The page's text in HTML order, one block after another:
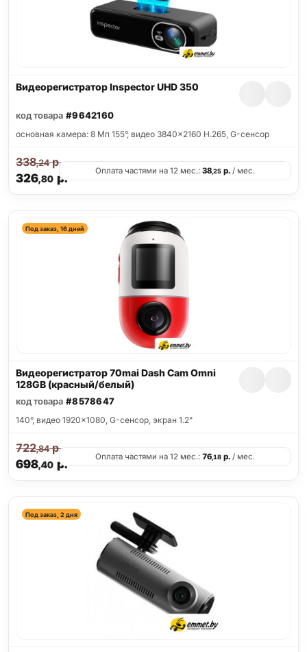
Видеорегистратор Inspector UHD 350
код товара #9642160
основная камера: 8 Мп 155°, видео 3840x2160 H.265, G-сенсор
326,80р.
338,24р.
Оплата частями на 12 мес.: 38,25 р. / мес.
Под заказ, 16 дней
Видеорегистратор 70mai Dash Cam Omni
128GB (красный/белый)
код товара #8578647
140°, видео 1920x1080, G-сенсор, экран 1.2"
698,40р.
722,84р.
Оплата частями на 12 мес.: 76,18 р. / мес.
Под заказ, 2 дня